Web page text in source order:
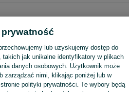
prywatność
lub uzyskujemy dostęp do
takich jak unikalne identyfikatory w plikach
danych osobowych. Użytkownik może
zarządzać nimi, klikając poniżej lub w
polityki prywatności. Te wybory będą